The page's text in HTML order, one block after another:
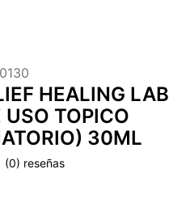
HEALING LAB
USO TOPICO
30ML
(0)